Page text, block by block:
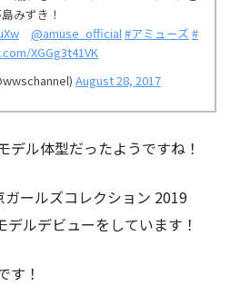
みずき！
@amuse_official#アミューズ #
XGGg3t41VK
August 28, 2017
デル体型だったようですね！
ールズコレクション 2019
デルデビューをしています！
す！